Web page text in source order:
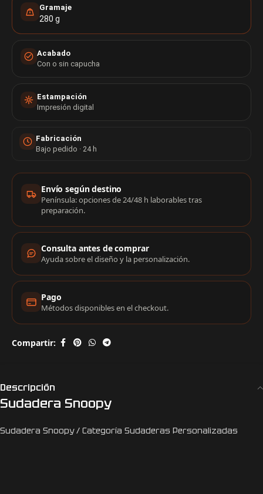
Gramaje
280 g
Acabado
Con o sin capucha
Estampación
Impresión digital
Fabricación
Bajo pedido · 24 h
Información de compra
Envío según destino
Península: opciones de 24/48 h laborables tras
preparación.
Consulta antes de comprar
Ayuda sobre el diseño y la personalización.
Pago
Métodos disponibles en el checkout.
Compartir:
Descripción
Sudadera Snoopy
Sudadera Snoopy / Categoría Sudaderas Personalizadas